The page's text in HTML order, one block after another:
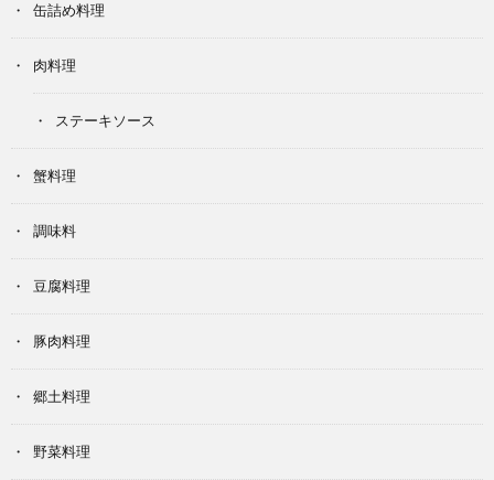
缶詰め料理
肉料理
ステーキソース
蟹料理
調味料
豆腐料理
豚肉料理
郷土料理
野菜料理